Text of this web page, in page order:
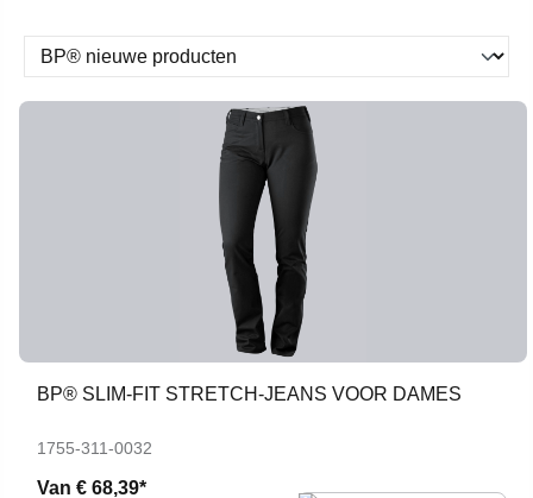
BP® SLIM-FIT STRETCH-JEANS VOOR DAMES
1755-311-0032
Van € 68,39*